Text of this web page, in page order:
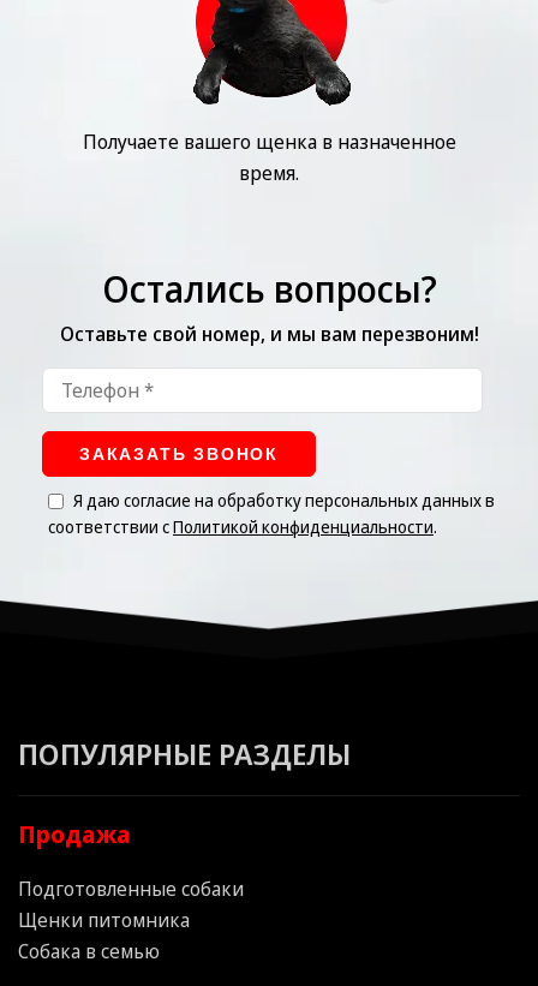
Получаете вашего щенка в назначенное
время.
Остались вопросы?
Оставьте свой номер, и мы вам перезвоним!
Я даю согласие на обработку персональных данных в
соответствии сПолитикой конфиденциальности.
ПОПУЛЯРНЫЕ РАЗДЕЛЫ
Продажа
Подготовленные собаки
Щенки питомника
Собака в семью